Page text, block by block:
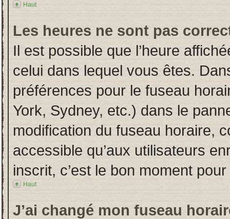
Haut
Les heures ne sont pas
Il est possible que l’heure
celui dans lequel vous êtes.
préférences pour le fuseau
York, Sydney, etc.) dans le
modification du fuseau horaire,
accessible qu’aux utilisateurs
inscrit, c’est le bon moment
Haut
J’ai changé mon fuseau